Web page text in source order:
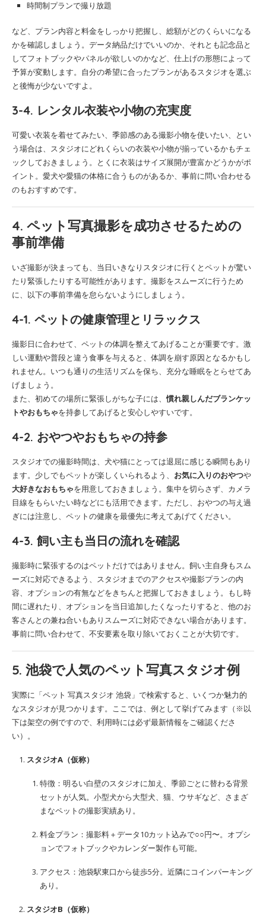
時間制プランで撮り放題
など、プラン内容と料金をしっかり把握し、総額がどのくらいになる
かを確認しましょう。データ納品だけでいいのか、それとも記念品と
してフォトブックやパネルが欲しいのかなど、仕上げの形態によって
予算が変動します。自分の希望に合ったプランがあるスタジオを選ぶ
と後悔が少ないですよ。
3-4. レンタル衣装や小物の充実度
可愛い衣装を着せてみたい、季節感のある撮影小物を使いたい、とい
う場合は、スタジオにどれくらいの衣装や小物が揃っているかもチェ
ックしておきましょう。とくに衣装はサイズ展開が豊富かどうかがポ
イント。愛犬や愛猫の体格に合うものがあるか、事前に問い合わせる
のもおすすめです。
4. ペット写真撮影を成功させるための
事前準備
いざ撮影が決まっても、当日いきなりスタジオに行くとペットが驚い
たり緊張したりする可能性があります。撮影をスムーズに行うため
に、以下の事前準備を怠らないようにしましょう。
4-1. ペットの健康管理とリラックス
撮影日に合わせて、ペットの体調を整えてあげることが重要です。激
しい運動や普段と違う食事を与えると、体調を崩す原因となるかもし
れません。いつも通りの生活リズムを保ち、充分な睡眠をとらせてあ
げましょう。
また、初めての場所に緊張しがちな子には、慣れ親しんだブランケッ
トやおもちゃを持参してあげると安心しやすいです。
4-2. おやつやおもちゃの持参
スタジオでの撮影時間は、犬や猫にとっては退屈に感じる瞬間もあり
ます。少しでもペットが楽しくいられるよう、 お気に入りのおやつや
大好きなおもちゃを用意しておきましょう。集中を切らさず、カメラ
目線をもらいたい時などにも活用できます。ただし、おやつの与え過
ぎには注意し、ペットの健康を最優先に考えてあげてください。
4-3. 飼い主も当日の流れを確認
撮影時に緊張するのはペットだけではありません。飼い主自身もスム
ーズに対応できるよう、スタジオまでのアクセスや撮影プランの内
容、オプションの有無などをきちんと把握しておきましょう。もし時
間に遅れたり、オプションを当日追加したくなったりすると、他のお
客さんとの兼ね合いもありスムーズに対応できない場合があります。
事前に問い合わせて、不安要素を取り除いておくことが大切です。
5. 池袋で人気のペット写真スタジオ例
実際に「ペット 写真スタジオ 池袋」で検索すると、いくつか魅力的
なスタジオが見つかります。ここでは、例として挙げてみます（※以
下は架空の例ですので、利用時には必ず最新情報をご確認くださ
い）。
スタジオA（仮称）
特徴：明るい白壁のスタジオに加え、季節ごとに替わる背景
セットが人気。小型犬から大型犬、猫、ウサギなど、さまざ
まなペットの撮影実績あり。
料金プラン：撮影料＋データ10カット込みで○○円〜。オプシ
ョンでフォトブックやカレンダー製作も可能。
アクセス：池袋駅東口から徒歩5分。近隣にコインパーキング
あり。
スタジオB（仮称）